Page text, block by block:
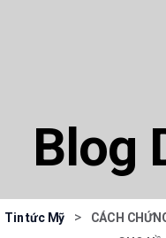
Blog
Tin tức Mỹ >
CÁCH